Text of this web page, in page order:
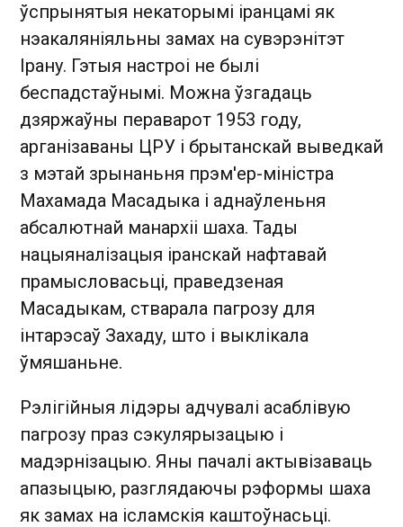
ўспрынятыя некаторымі іранцамі як
нэакаляніяльны замах на сувэрэнітэт
Ірану. Гэтыя настроі не былі
беспадстаўнымі. Можна ўзгадаць
дзяржаўны пераварот 1953 году,
арганізаваны ЦРУ і брытанскай выведкай
з мэтай зрынаньня прэм'ер-міністра
Махамада Масадыка і аднаўленьня
абсалютнай манархіі шаха. Тады
нацыяналізацыя іранскай нафтавай
прамысловасьці, праведзеная
Масадыкам, стварала пагрозу для
інтарэсаў Захаду, што і выклікала
ўмяшаньне.
Рэлігійныя лідэры адчувалі асаблівую
пагрозу праз сэкулярызацыю і
мадэрнізацыю. Яны пачалі актывізаваць
апазыцыю, разглядаючы рэформы шаха
як замах на ісламскія каштоўнасьці.